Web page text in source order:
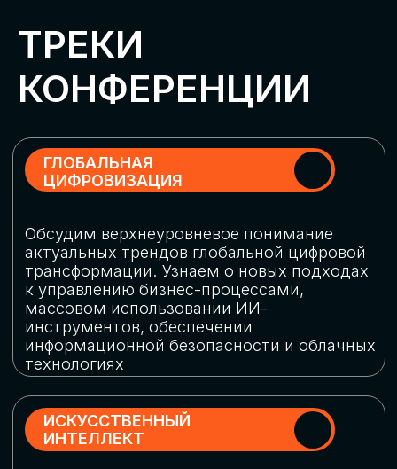
Выясним, как в наши дни уверенно
защищать свой бизнес от киберугроз
ЦИФРОВИЗАЦИЯ
МАРКЕТИНГА И ПРОДАЖ
Обменяемся опытом, какие ИИ-решения
в маркетинге и продажах наиболее
рекламными кампаниями показывают
наибольшую эффективность
РОБОТИЗАЦИЯ
Узнаем, в каких отраслях ИИ
«материализуется», какие роботы
решают сложные бизнес-задачи, а где
только обсуждают концепции
роботизации и потенциальные бюджеты
на тестирование образцов